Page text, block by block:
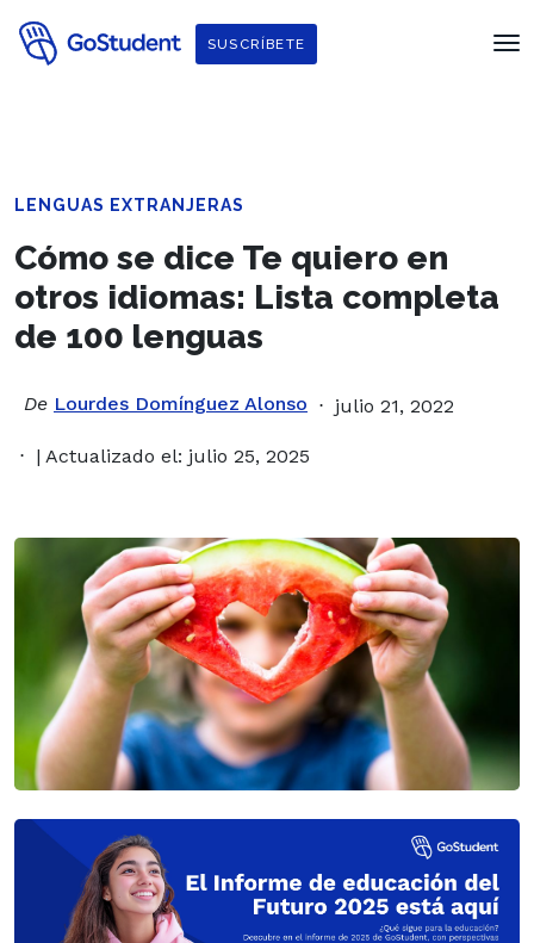
SUSCRÍBETE
LENGUAS EXTRANJERAS
Cómo se dice Te quiero en
otros idiomas: Lista completa
de 100 lenguas
De Lourdes Domínguez Alonso julio 21, 2022
| Actualizado el: julio 25, 2025